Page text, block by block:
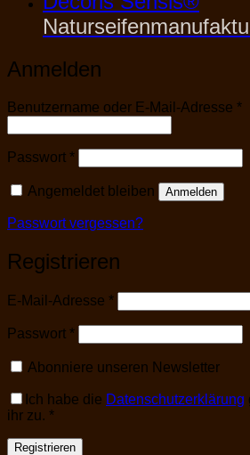
Anmelden
Benutzername oder E-Mail-Adresse *
Passwort *Erforderlich
Angemeldet bleiben Anmelden
Passwort vergessen?
Registrieren
E-Mail-Adresse *Erforderlich
Passwort *Erforderlich
Abonniere unseren Newsletter
Ich habe die Datenschutzerklärung
ihr zu. *
Registrieren